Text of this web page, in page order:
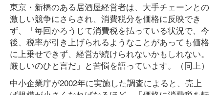
東京・新橋のある居酒屋経営者は、大手チェーンとの
激しい競争にさらされ、消費税分を価格に反映でき
ず、「毎回かろうじて消費税を払っている状況で、今
後、税率が引き上げられるようなことがあっても価格
に上乗せできず、経営が続けられないかもしれない。
厳しいのひと言だ」と苦悩を語っています。（同上）
中小企業庁が2002年に実施した調査によると、売上